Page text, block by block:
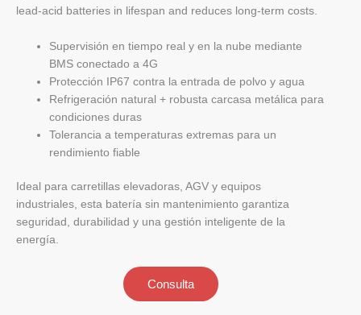
lead-acid batteries in lifespan and reduces long-term costs.
Supervisión en tiempo real y en la nube mediante
BMS conectado a 4G
Protección IP67 contra la entrada de polvo y agua
Refrigeración natural + robusta carcasa metálica para
condiciones duras
Tolerancia a temperaturas extremas para un
rendimiento fiable
Ideal para carretillas elevadoras, AGV y equipos
industriales, esta batería sin mantenimiento garantiza
seguridad, durabilidad y una gestión inteligente de la
energía.
Consulta